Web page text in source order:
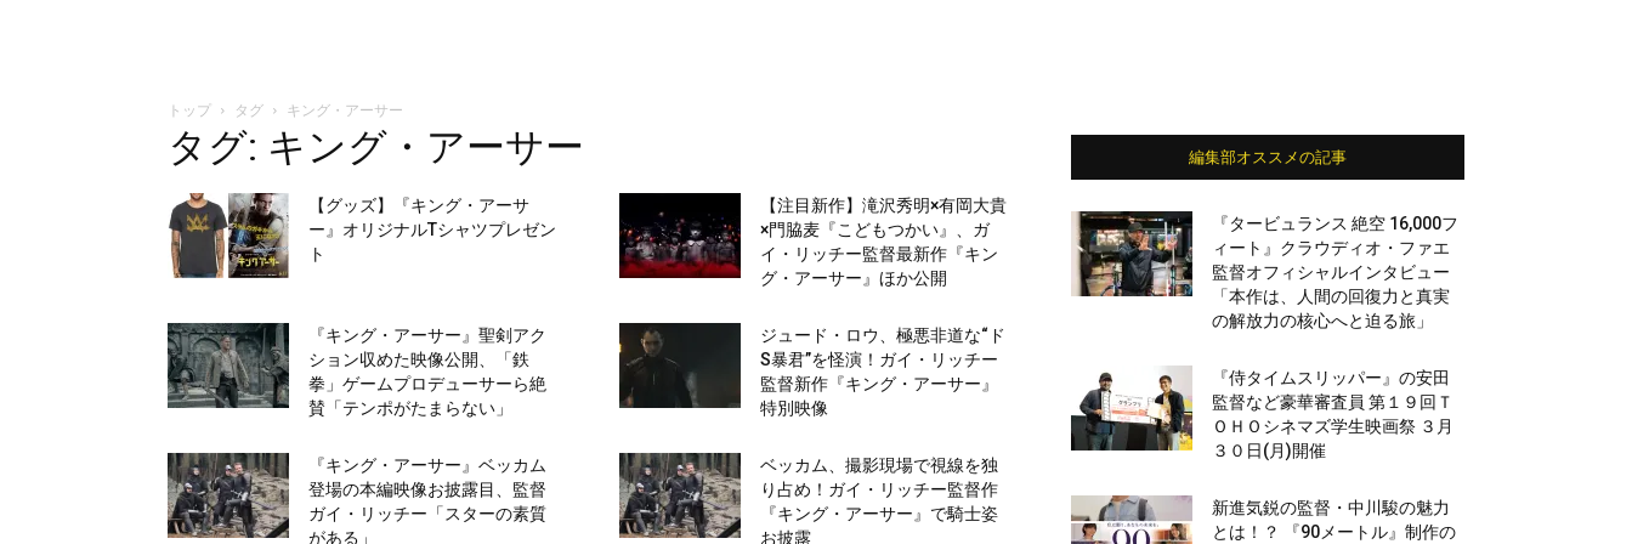
トップ タグ キング・アーサー
タグ: キング・アーサー
【グッズ】『キング・アーサ
ー』オリジナルTシャツプレゼン
ト
【注目新作】滝沢秀明×有岡大貴
×門脇麦『こどもつかい』、ガ
イ・リッチー監督最新作『キン
グ・アーサー』ほか公開
『キング・アーサー』聖剣アク
ション収めた映像公開、「鉄
拳」ゲームプロデューサーら絶
賛「テンポがたまらない」
ジュード・ロウ、極悪非道な“ド
S暴君”を怪演！ガイ・リッチー
監督新作『キング・アーサー』
特別映像
『キング・アーサー』ベッカム
登場の本編映像お披露目、監督
ガイ・リッチー「スターの素質
がある」
ベッカム、撮影現場で視線を独
り占め！ガイ・リッチー監督作
『キング・アーサー』で騎士姿
お披露
編集部オススメの記事
『タービュランス 絶空 16,000フ
ィート』クラウディオ・ファエ
監督オフィシャルインタビュー
「本作は、人間の回復力と真実
の解放力の核心へと迫る旅」
『侍タイムスリッパー』の安田
監督など豪華審査員 第１９回Ｔ
ＯＨＯシネマズ学生映画祭 ３月
３０日(月)開催
新進気鋭の監督・中川駿の魅力
とは！？ 『90メートル』制作の